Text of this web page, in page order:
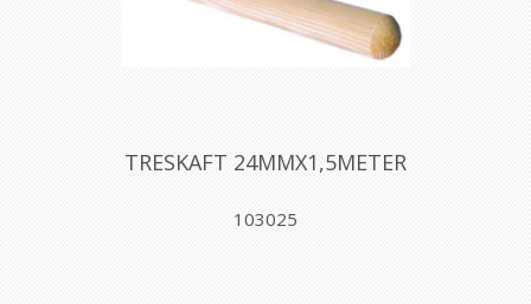
TRESKAFT 24MMX1,5METER
103025